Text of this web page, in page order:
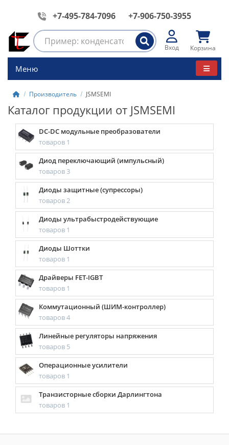
+7-495-784-7096 +7-906-750-3955
Вход Корзина
Меню
Производитель JSMSEMI
Каталог продукции от JSMSEMI
DC-DC модульные преобразователи
товаров 1
Диод переключающий (импульсный)
товаров 3
Диоды защитные (супрессоры)
товаров 2
Диоды ультрабыстродействующие
товаров 1
Диоды Шоттки
товаров 1
Драйверы FET-IGBT
товаров 1
Коммутационный (ШИМ-контроллер)
товаров 4
Линейные регуляторы напряжения
товаров 5
Операционные усилители
товаров 1
Транзисторные сборки Дарлингтона
товаров 1